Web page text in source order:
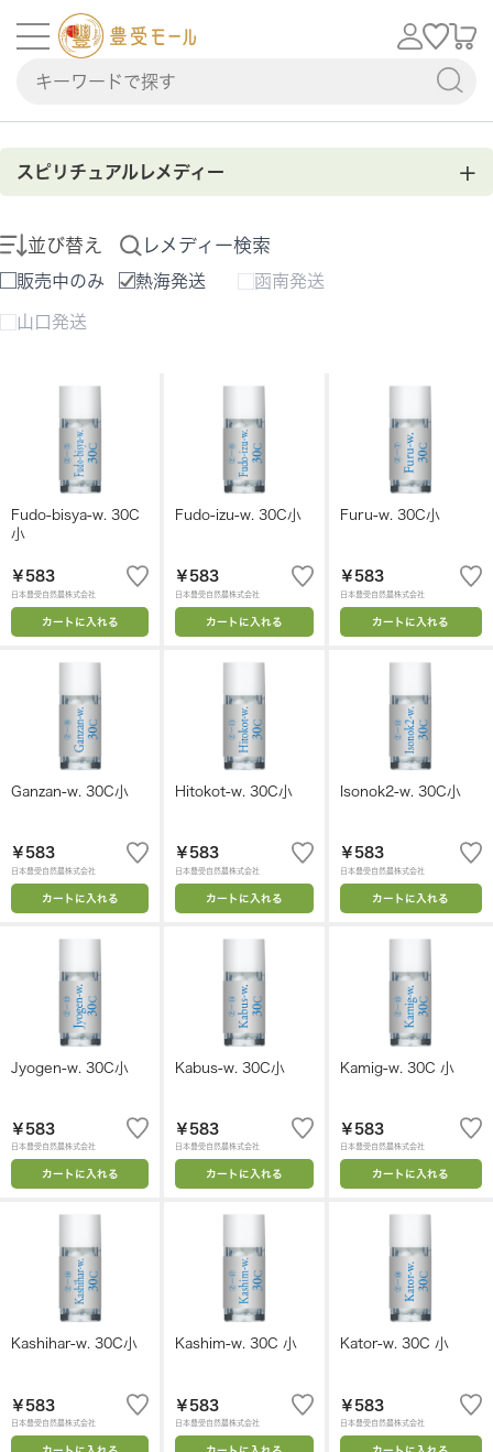
スピリチュアルレメディー +
並び替え レメディー検索
販売中のみ 熱海発送 函南発送
山口発送
Fudo-bisya-w. 30C
小
￥583
日本豊受自然農株式会社
カートに入れる
Fudo-izu-w. 30C小
￥583
日本豊受自然農株式会社
カートに入れる
Furu-w. 30C小
￥583
日本豊受自然農株式会社
カートに入れる
Ganzan-w. 30C小
￥583
日本豊受自然農株式会社
カートに入れる
Hitokot-w. 30C小
￥583
日本豊受自然農株式会社
カートに入れる
Isonok2-w. 30C小
￥583
日本豊受自然農株式会社
カートに入れる
Jyogen-w. 30C小
￥583
日本豊受自然農株式会社
カートに入れる
Kabus-w. 30C小
￥583
日本豊受自然農株式会社
カートに入れる
Kamig-w. 30C 小
￥583
日本豊受自然農株式会社
カートに入れる
Kashihar-w. 30C小
￥583
日本豊受自然農株式会社
Kashim-w. 30C 小
￥583
日本豊受自然農株式会社
Kator-w. 30C 小
￥583
日本豊受自然農株式会社